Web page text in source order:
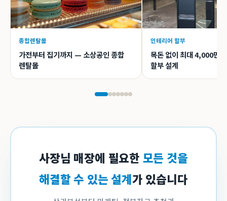
종합렌탈몰
가전부터 집기까지 — 소상공인 종합
렌탈몰
인테리어 할부
목돈 없이 최대 4,000만
할부 설계
사장님 매장에 필요한 모든 것을
해결할 수 있는 설계가 있습니다